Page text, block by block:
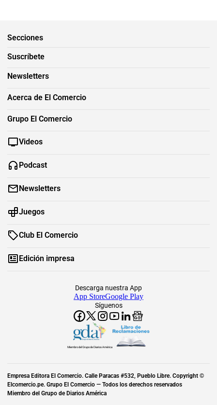
Secciones
Suscríbete
Newsletters
Acerca de El Comercio
Grupo El Comercio
Videos
Podcast
Newsletters
Juegos
Club El Comercio
Edición impresa
Síguenos
Descarga nuestra App
App StoreGoogle Play
Miembro del Grupo de Diarios América
Empresa Editora El Comercio. Calle Paracas #532, Pueblo Libre. Copyright ©
Elcomercio.pe. Grupo El Comercio — Todos los derechos reservados
Miembro del Grupo de Diarios América